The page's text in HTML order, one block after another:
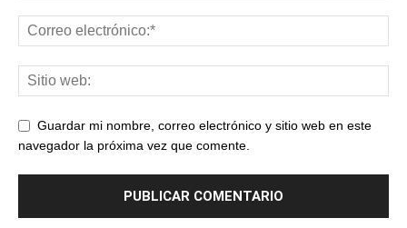
Guardar mi nombre, correo electrónico y sitio web en este
navegador la próxima vez que comente.